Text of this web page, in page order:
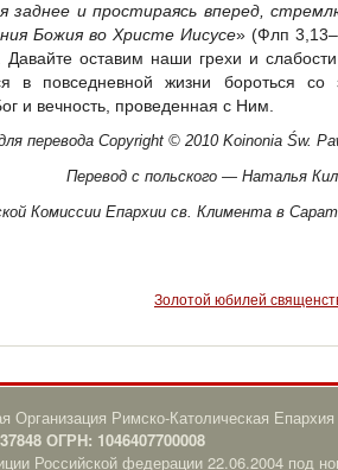
заднее и простираясь вперед,
Божия во Христе Иисусе» (Флп
оставим наши грехи и
в повседневной жизни бороться со
и вечность, проведенная с Ним.
перевода Copyright © 2010 Koinonia Św.
Перевод с польского — Наталья
Комиссии Епархии св. Климента в
Золотой юбилей
Римско-Католическая
ОГРН: 1046407700008
Российской федерации 22.06.2004 под